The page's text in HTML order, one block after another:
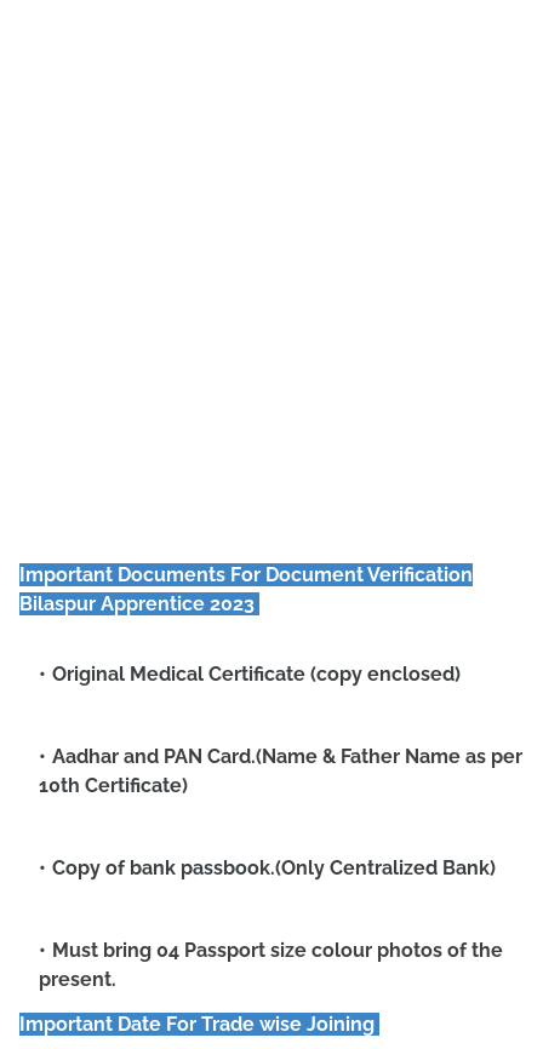
Important Documents For Document Verification
Bilaspur Apprentice 2023
Original Medical Certificate (copy enclosed)
Aadhar and PAN Card.(Name & Father Name as per
10th Certificate)
Copy of bank passbook.(Only Centralized Bank)
Must bring 04 Passport size colour photos of the
present.
Important Date For Trade wise Joining